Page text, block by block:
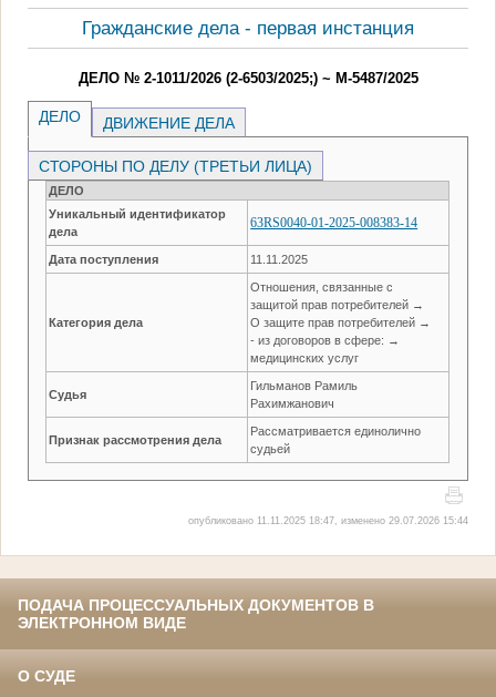
Гражданские дела - первая инстанция
ДЕЛО № 2-1011/2026 (2-6503/2025;) ~ М-5487/2025
ДЕЛО ДВИЖЕНИЕ ДЕЛА
СТОРОНЫ ПО ДЕЛУ (ТРЕТЬИ ЛИЦА)
ДЕЛО
Уникальный идентификатор
дела
63RS0040-01-2025-008383-14
Дата поступления 11.11.2025
Категория дела
Отношения, связанные с
защитой прав потребителей →
О защите прав потребителей →
- из договоров в сфере: →
медицинских услуг
Судья
Гильманов Рамиль
Рахимжанович
Признак рассмотрения дела
Рассматривается единолично
судьей
опубликовано 11.11.2025 18:47, изменено 29.07.2026 15:44
ПОДАЧА ПРОЦЕССУАЛЬНЫХ ДОКУМЕНТОВ В
ЭЛЕКТРОННОМ ВИДЕ
О СУДЕ